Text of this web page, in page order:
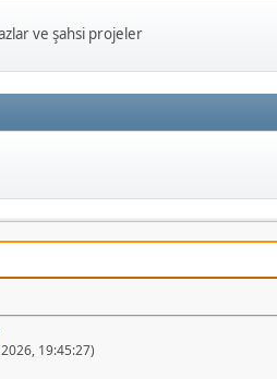
ve şahsi projeler
19:45:27)